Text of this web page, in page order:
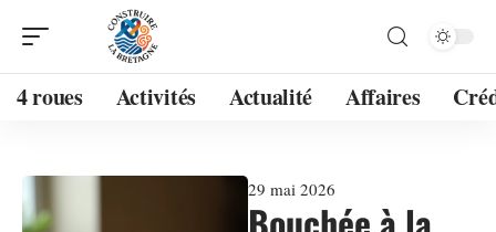
4 roues Activités Actualité Affaires
29 mai 2026